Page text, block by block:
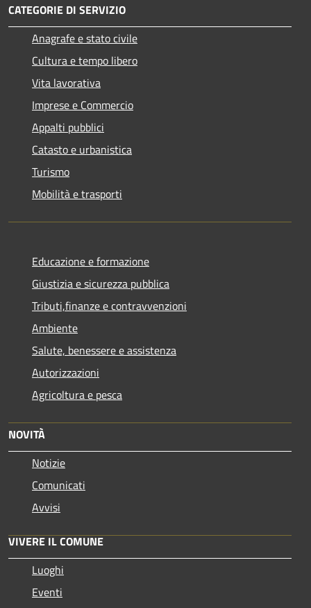
CATEGORIE DI SERVIZIO
Anagrafe e stato civile
Cultura e tempo libero
Vita lavorativa
Imprese e Commercio
Appalti pubblici
Catasto e urbanistica
Turismo
Mobilità e trasporti
Educazione e formazione
Giustizia e sicurezza pubblica
Tributi,finanze e contravvenzioni
Ambiente
Salute, benessere e assistenza
Autorizzazioni
Agricoltura e pesca
NOVITÀ
Notizie
Comunicati
Avvisi
VIVERE IL COMUNE
Luoghi
Eventi